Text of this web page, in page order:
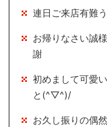
連日ご来店有難
お帰りなさい誠
謝
初めまして可愛
と(^▽^)/
お久し振りの偶